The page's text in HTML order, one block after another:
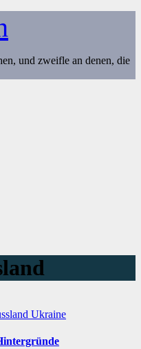
und zweifle an denen, die
Ukraine